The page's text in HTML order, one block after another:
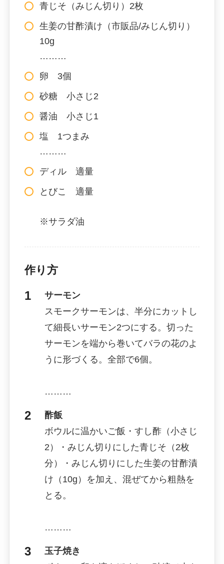
青じそ（みじん切り）2枚
生姜の甘酢漬け（市販品/みじん切り）
10g
………
卵 3個
砂糖 小さじ2
醤油 小さじ1
塩 1つまみ
………
ディル 適量
とびこ 適量
※サラダ油
作り方
サーモン
スモークサーモンは、半分にカットし
て細長いサーモン2つにする。切った
サーモンを端から巻いてバラの花のよ
うに形づくる。全部で6個。
………
酢飯
ボウルに温かいご飯・すし酢（小さじ
2）・みじん切りにした青じそ（2枚
分）・みじん切りにした生姜の甘酢漬
け（10g）を加え、混ぜてから粗熱を
とる。
………
玉子焼き